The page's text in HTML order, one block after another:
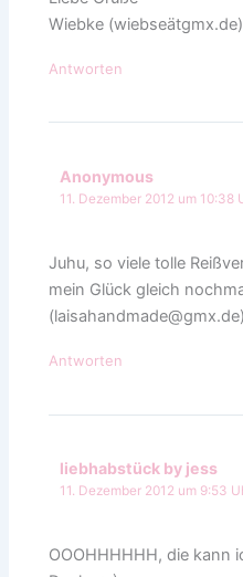
Wiebke (wiebseätgmx.de)
Antworten
Anonymous
11. Dezember 2012 um 10:38
Juhu, so viele tolle
mein Glück gleich
(laisahandmade@gmx.de)
Antworten
liebhabstück by jess
11. Dezember 2012 um 9:53
OOOHHHHHH, die kann